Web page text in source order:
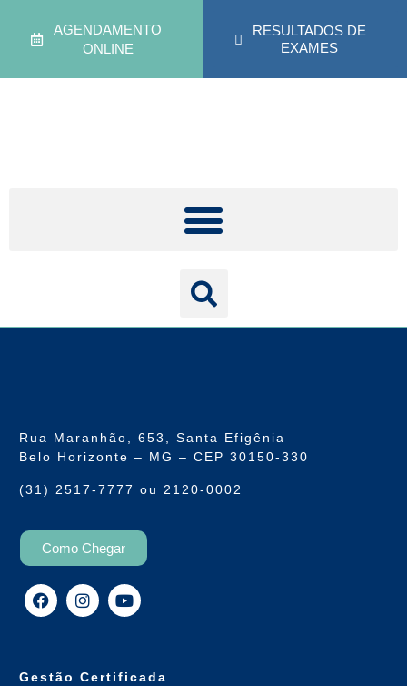
AGENDAMENTO
ONLINE
RESULTADOS DE
EXAMES
Rua Maranhão, 653, Santa Efigênia
Belo Horizonte – MG – CEP 30150-330
(31) 2517-7777 ou 2120-0002
Como Chegar
Gestão Certificada